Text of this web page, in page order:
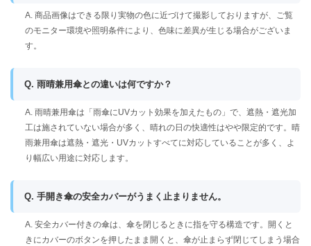
A. 商品画像はできる限り実物の色に近づけて撮影しておりますが、ご覧
のモニター環境や照明条件により、色味に差異が生じる場合がございま
す。
Q. 雨晴兼用傘との違いは何ですか？
A. 雨晴兼用傘は「雨傘にUVカット効果を加えたもの」で、遮熱・遮光加
工は施されていない場合が多く、晴れの日の快適性はやや限定的です。晴
雨兼用傘は遮熱・遮光・UVカットすべてに対応していることが多く、よ
り幅広い用途に対応します。
Q. 手開き傘の安全カバーがうまく止まりません。
A. 安全カバー付きの傘は、傘を閉じるときに指を守る構造です。開くと
きにカバーのボタンを押したまま開くと、傘が止まらず閉じてしまう場合